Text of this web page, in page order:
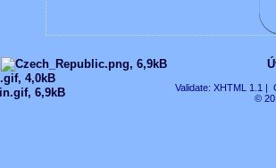
Validate: XHTML 1.1
|
©